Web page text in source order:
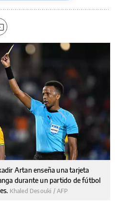
Artan enseña una tarjeta
durante un partido de fútbol
Khaled Desouki / AFP